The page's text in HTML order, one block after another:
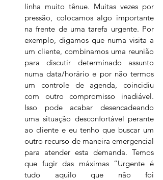
linha muito tênue. Muitas vezes por
pressão, colocamos algo importante
na frente de uma tarefa urgente. Por
exemplo, digamos que numa visita a
um cliente, combinamos uma reunião
para discutir determinado assunto
numa data/horário e por não termos
um controle de agenda, coincidiu
com outro compromisso inadiável.
Isso pode acabar desencadeando
uma situação desconfortável perante
ao cliente e eu tenho que buscar um
outro recurso de maneira emergencial
para atender esta demanda. Temos
que fugir das máximas “Urgente é
tudo aquilo que não foi